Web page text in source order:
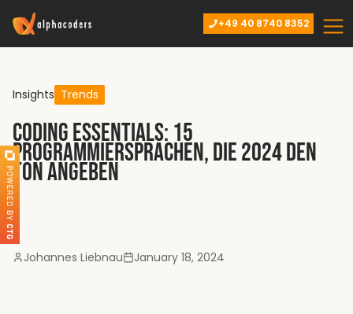
+49 40 8740 8352
Insights Trends
Coding Essentials: 15
Programmiersprachen, die 2024 den
Ton angeben
Johannes Liebnau January 18, 2024